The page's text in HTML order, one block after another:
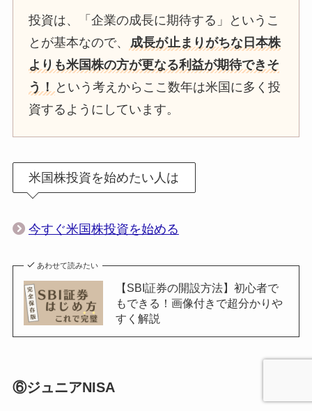
投資は、「企業の成長に期待する」というこ
とが基本なので、
成長が止まりがちな日本株
よりも米国株の方が更なる利益が期待できそ
う！ という考えからここ数年は米国に多く投
資するようにしています。
米国株投資を始めたい人は
今すぐ米国株投資を始める
あわせて読みたい
【SBI証券の開設方法】初心者で
もできる！画像付きで超分かりや
すく解説
⑥ジュニアNISA